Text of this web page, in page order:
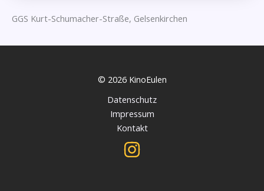
GGS Kurt-Schumacher-Straße, Gelsenkirchen
© 2026 KinoEulen
Datenschutz
Impressum
Kontakt